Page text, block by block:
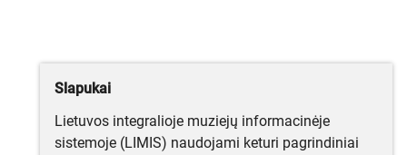
Slapukai
Lietuvos integralioje muziejų informacinėje
sistemoje (LIMIS) naudojami keturi pagrindiniai